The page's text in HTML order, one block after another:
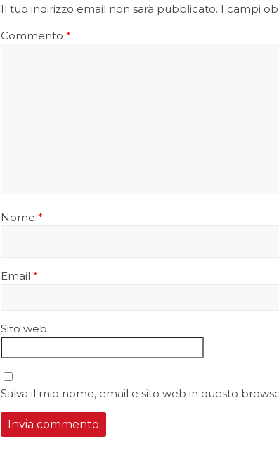
Il tuo indirizzo email non sarà pubblicato. I campi
Commento *
Nome *
Email *
Sito web
Salva il mio nome, email e sito web in questo